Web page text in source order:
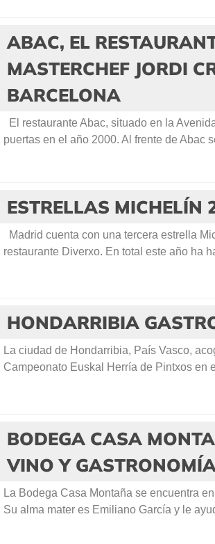
ABAC, EL
MASTERCHEF JORDI
BARCELONA
El restaurante Abac, situado en la
puertas en el año 2000. Al frente de Abac
ESTRELLAS MICHELÍN
Madrid cuenta con una tercera estrella
restaurante Diverxo. En total este año ha
HONDARRIBIA
La ciudad de Hondarribia, País Vasco,
Campeonato Euskal Herría de Pintxos en
BODEGA CASA
VINO Y
La Bodega Casa Montaña se encuentra
Su alma mater es Emiliano García y le